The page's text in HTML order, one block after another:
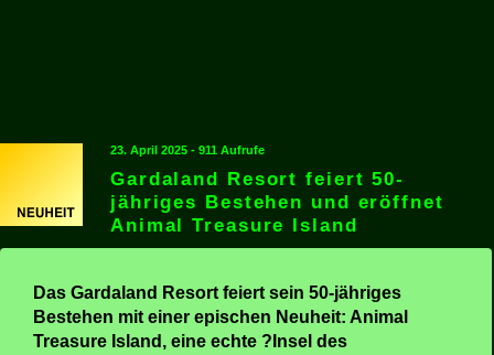
23. April 2025 - 911 Aufrufe
Gardaland Resort feiert 50-
jähriges Bestehen und eröffnet
Animal Treasure Island
Das Gardaland Resort feiert sein 50-jähriges
Bestehen mit einer epischen Neuheit: Animal
Treasure Island, eine echte ?Insel des